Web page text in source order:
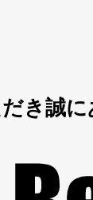
き誠